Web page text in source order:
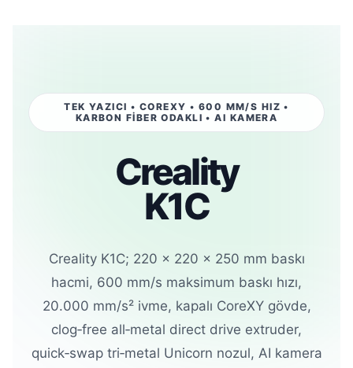
TEK YAZICI • COREXY • 600 MM/S HIZ •
KARBON FİBER ODAKLI • AI KAMERA
Creality
K1C
Creality K1C; 220 × 220 × 250 mm baskı
hacmi, 600 mm/s maksimum baskı hızı,
20.000 mm/s² ivme, kapalı CoreXY gövde,
clog‑free all‑metal direct drive extruder,
quick‑swap tri‑metal Unicorn nozul, AI kamera